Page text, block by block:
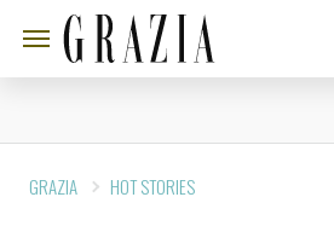
GRAZIA HOT STORIES